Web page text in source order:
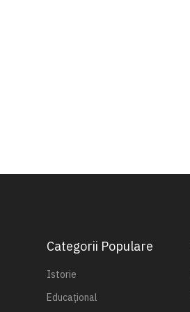
Categorii Populare
Istorie
Educațional